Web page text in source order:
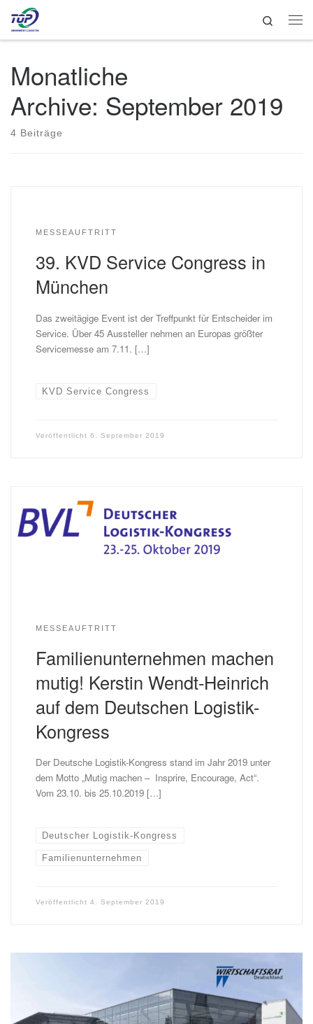
Zum Inhalt springen
Search
Monatliche
Archive: September 2019
4 Beiträge
MESSEAUFTRITT
39. KVD Service Congress in
München
Das zweitägige Event ist der Treffpunkt für Entscheider im
Service. Über 45 Aussteller nehmen an Europas größter
Servicemesse am 7.11. […]
KVD Service Congress
Veröffentlicht 6. September 2019
MESSEAUFTRITT
Familienunternehmen machen
mutig! Kerstin Wendt-Heinrich
auf dem Deutschen Logistik-
Kongress
Der Deutsche Logistik-Kongress stand im Jahr 2019 unter
dem Motto „Mutig machen – Insprire, Encourage, Act“.
Vom 23.10. bis 25.10.2019 […]
Deutscher Logistik-Kongress
Familienunternehmen
Veröffentlicht 4. September 2019